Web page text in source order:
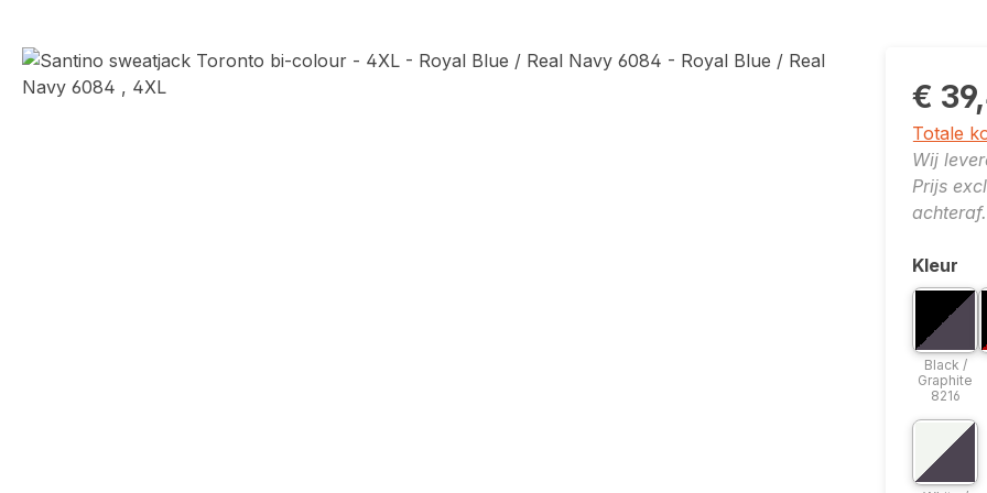
Afbeeldingengalerij overslaan
€
Totale
Wij
Prijs
achteraf.
Kleur
Bicolor
Black /
Graphite
8216
Bicolor